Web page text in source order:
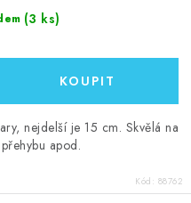
(3 ks)
nejdelší je 15 cm. Skvělá na
apod.
Kód: 88762